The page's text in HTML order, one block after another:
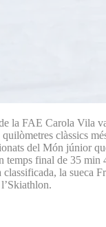
la FAE Carola Vila
clàssics
del Món júnior
temps final de 35 min
la sueca